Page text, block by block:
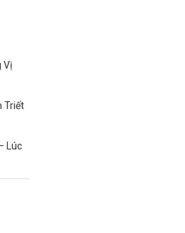
Vị
Triết
Lúc